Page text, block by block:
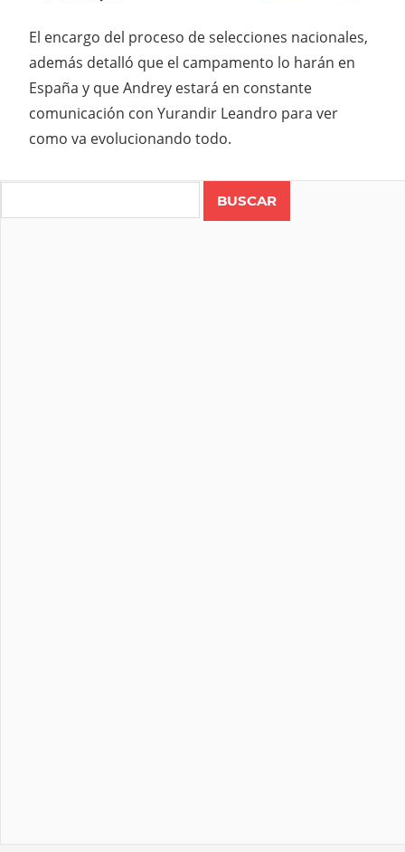
El encargo del proceso de selecciones nacionales,
además detalló que el campamento lo harán en
España y que Andrey estará en constante
comunicación con Yurandir Leandro para ver
como va evolucionando todo.